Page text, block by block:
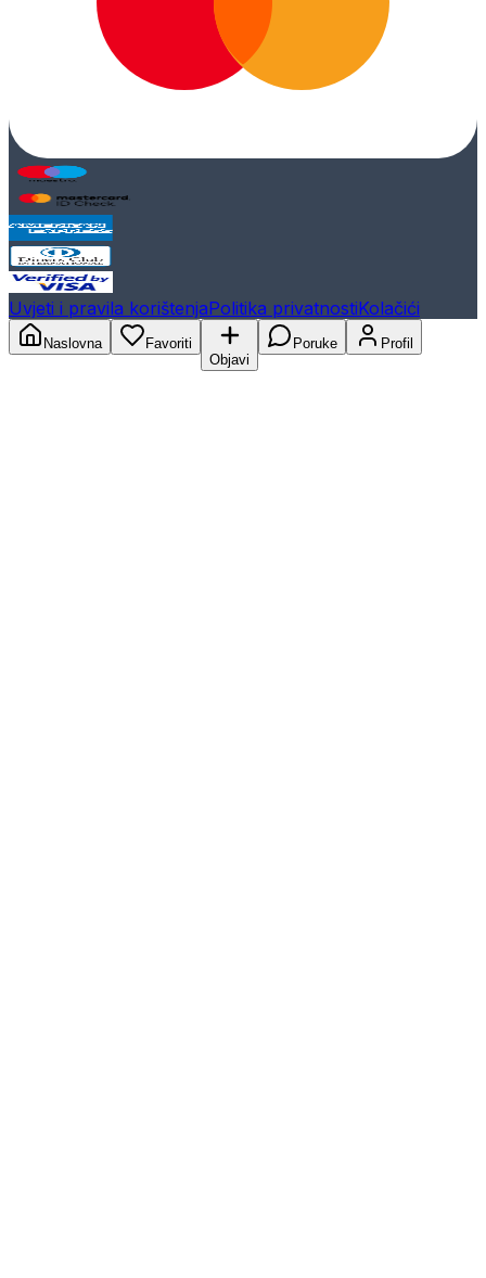
Uvjeti i pravila korištenjaPolitika privatnostiKolačići
Naslovna
Favoriti
Objavi
Poruke Profil